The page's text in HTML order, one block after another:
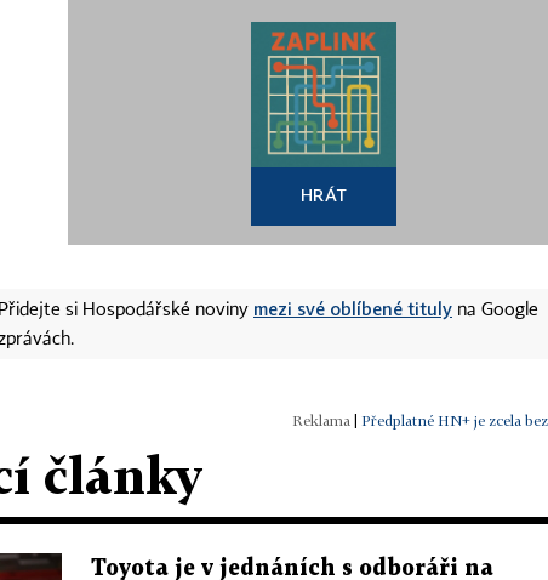
HRÁT
Přidejte si Hospodářské noviny mezi své oblíbené tituly na Google
| Předplatné HN+ je zcela
články
Toyota je v jednáních s odboráři na